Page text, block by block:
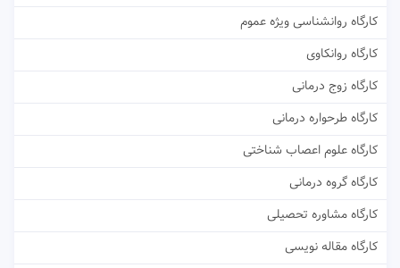
کارگاه روانشناسی ویژه عموم
کارگاه روانکاوی
کارگاه زوج درمانی
کارگاه طرحواره درمانی
کارگاه علوم اعصاب شناختی
کارگاه گروه درمانی
کارگاه مشاوره تحصیلی
کارگاه مقاله نویسی